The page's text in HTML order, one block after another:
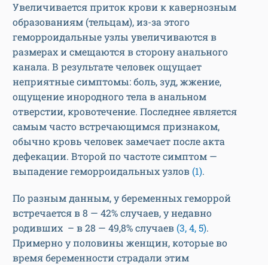
Увеличивается приток крови к кавернозным
образованиям (тельцам), из-за этого
геморроидальные узлы увеличиваются в
размерах и смещаются в сторону анального
канала. В результате человек ощущает
неприятные симптомы: боль, зуд, жжение,
ощущение инородного тела в анальном
отверстии, кровотечение. Последнее является
самым часто встречающимся признаком,
обычно кровь человек замечает после акта
дефекации. Второй по частоте симптом —
выпадение геморроидальных узлов (1).
По разным данным, у беременных геморрой
встречается в 8 — 42% случаев, у недавно
родивших – в 28 — 49,8% случаев (3, 4, 5).
Примерно у половины женщин, которые во
время беременности страдали этим